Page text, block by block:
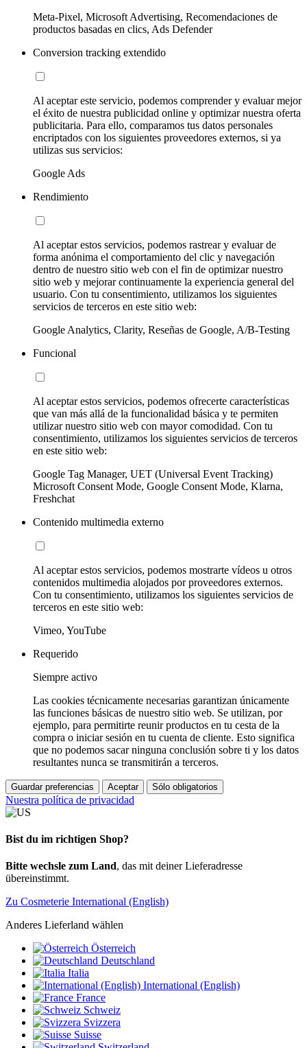
Meta-Pixel, Microsoft Advertising, Recomendaciones de
productos basadas en clics, Ads Defender
Conversion tracking extendido
Al aceptar este servicio, podemos comprender y evaluar mejor
el éxito de nuestra publicidad online y optimizar nuestra oferta
publicitaria. Para ello, comparamos tus datos personales
encriptados con los siguientes proveedores externos, si ya
utilizas sus servicios:
Google Ads
Rendimiento
Al aceptar estos servicios, podemos rastrear y evaluar de
forma anónima el comportamiento del clic y navegación
dentro de nuestro sitio web con el fin de optimizar nuestro
sitio web y mejorar continuamente la experiencia general del
usuario. Con tu consentimiento, utilizamos los siguientes
servicios de terceros en este sitio web:
Google Analytics, Clarity, Reseñas de Google, A/B-Testing
Funcional
Al aceptar estos servicios, podemos ofrecerte características
que van más allá de la funcionalidad básica y te permiten
utilizar nuestro sitio web con mayor comodidad. Con tu
consentimiento, utilizamos los siguientes servicios de terceros
en este sitio web:
Google Tag Manager, UET (Universal Event Tracking)
Microsoft Consent Mode, Google Consent Mode, Klarna,
Freshchat
Contenido multimedia externo
Al aceptar estos servicios, podemos mostrarte vídeos u otros
contenidos multimedia alojados por proveedores externos.
Con tu consentimiento, utilizamos los siguientes servicios de
terceros en este sitio web:
Vimeo, YouTube
Requerido
Siempre activo
Las cookies técnicamente necesarias garantizan únicamente
las funciones básicas de nuestro sitio web. Se utilizan, por
ejemplo, para permitirte reunir productos en tu cesta de la
compra o iniciar sesión en tu cuenta de cliente. Esto significa
que no podemos sacar ninguna conclusión sobre ti y los datos
resultantes nunca se transmitirán a terceros.
Guardar preferencias Aceptar Sólo obligatorios
Nuestra política de privacidad
Bist du im richtigen Shop?
Bitte wechsle zum Land, das mit deiner Lieferadresse
übereinstimmt.
Zu Cosmeterie International (English)
Anderes Lieferland wählen
Österreich
Deutschland
Italia
International (English)
France
Schweiz
Svizzera
Suisse